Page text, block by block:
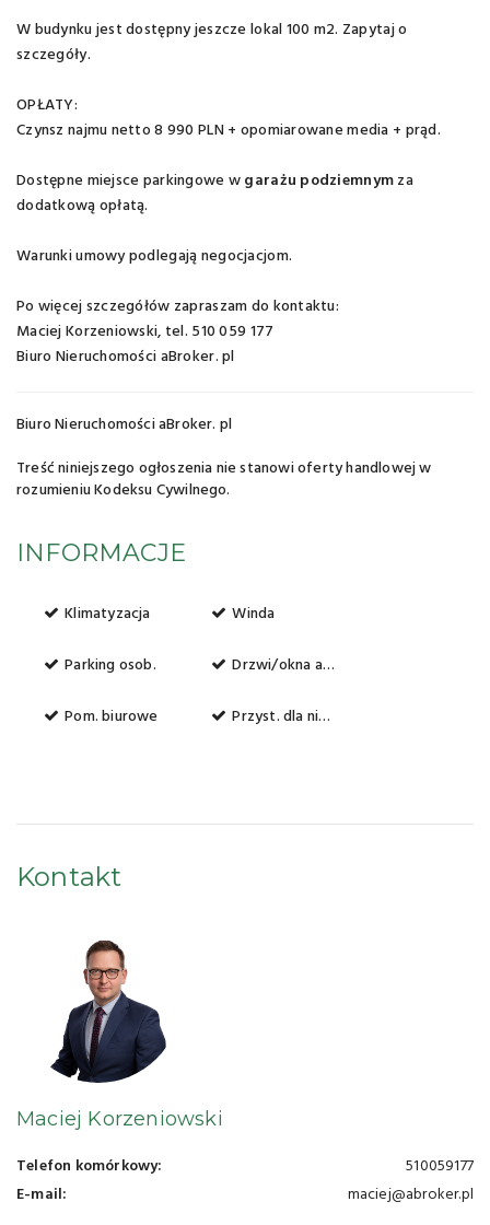
W budynku jest dostępny jeszcze lokal 100 m2. Zapytaj o
szczegóły.
OPŁATY:
Czynsz najmu netto 8 990 PLN + opomiarowane media + prąd.
Dostępne miejsce parkingowe wgarażu podziemnymza
dodatkową opłatą.
Warunki umowy podlegają negocjacjom.
Po więcej szczegółów zapraszam do kontaktu:
Maciej Korzeniowski, tel. 510 059 177
Biuro Nieruchomości aBroker. pl
Biuro Nieruchomości aBroker. pl
Treść niniejszego ogłoszenia nie stanowi oferty handlowej w
rozumieniu Kodeksu Cywilnego.
INFORMACJE
Klimatyzacja Winda
Parking osob. Drzwi/okna antywłamaniowe
Pom. biurowe Przyst. dla niepełnosprawnych
Kontakt
Maciej Korzeniowski
Telefon komórkowy:
510059177
E-mail:
maciej@abroker.pl